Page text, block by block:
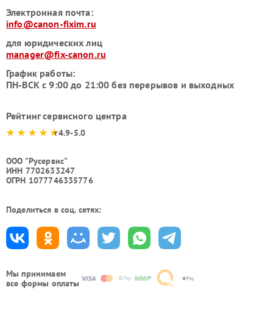
Мы принимаем
все формы оплаты
Электронная почта:
info@canon-fixim.ru
для юридических лиц
manager@fix-canon.ru
График работы:
ПН-ВСК с 9:00 до 21:00 без перерывов и выходных
Рейтинг сервисного центра
4.9-5.0
ООО "Русервис"
ИНН 7702633247
ОГРН 1077746335776
Поделиться в соц. сетях: